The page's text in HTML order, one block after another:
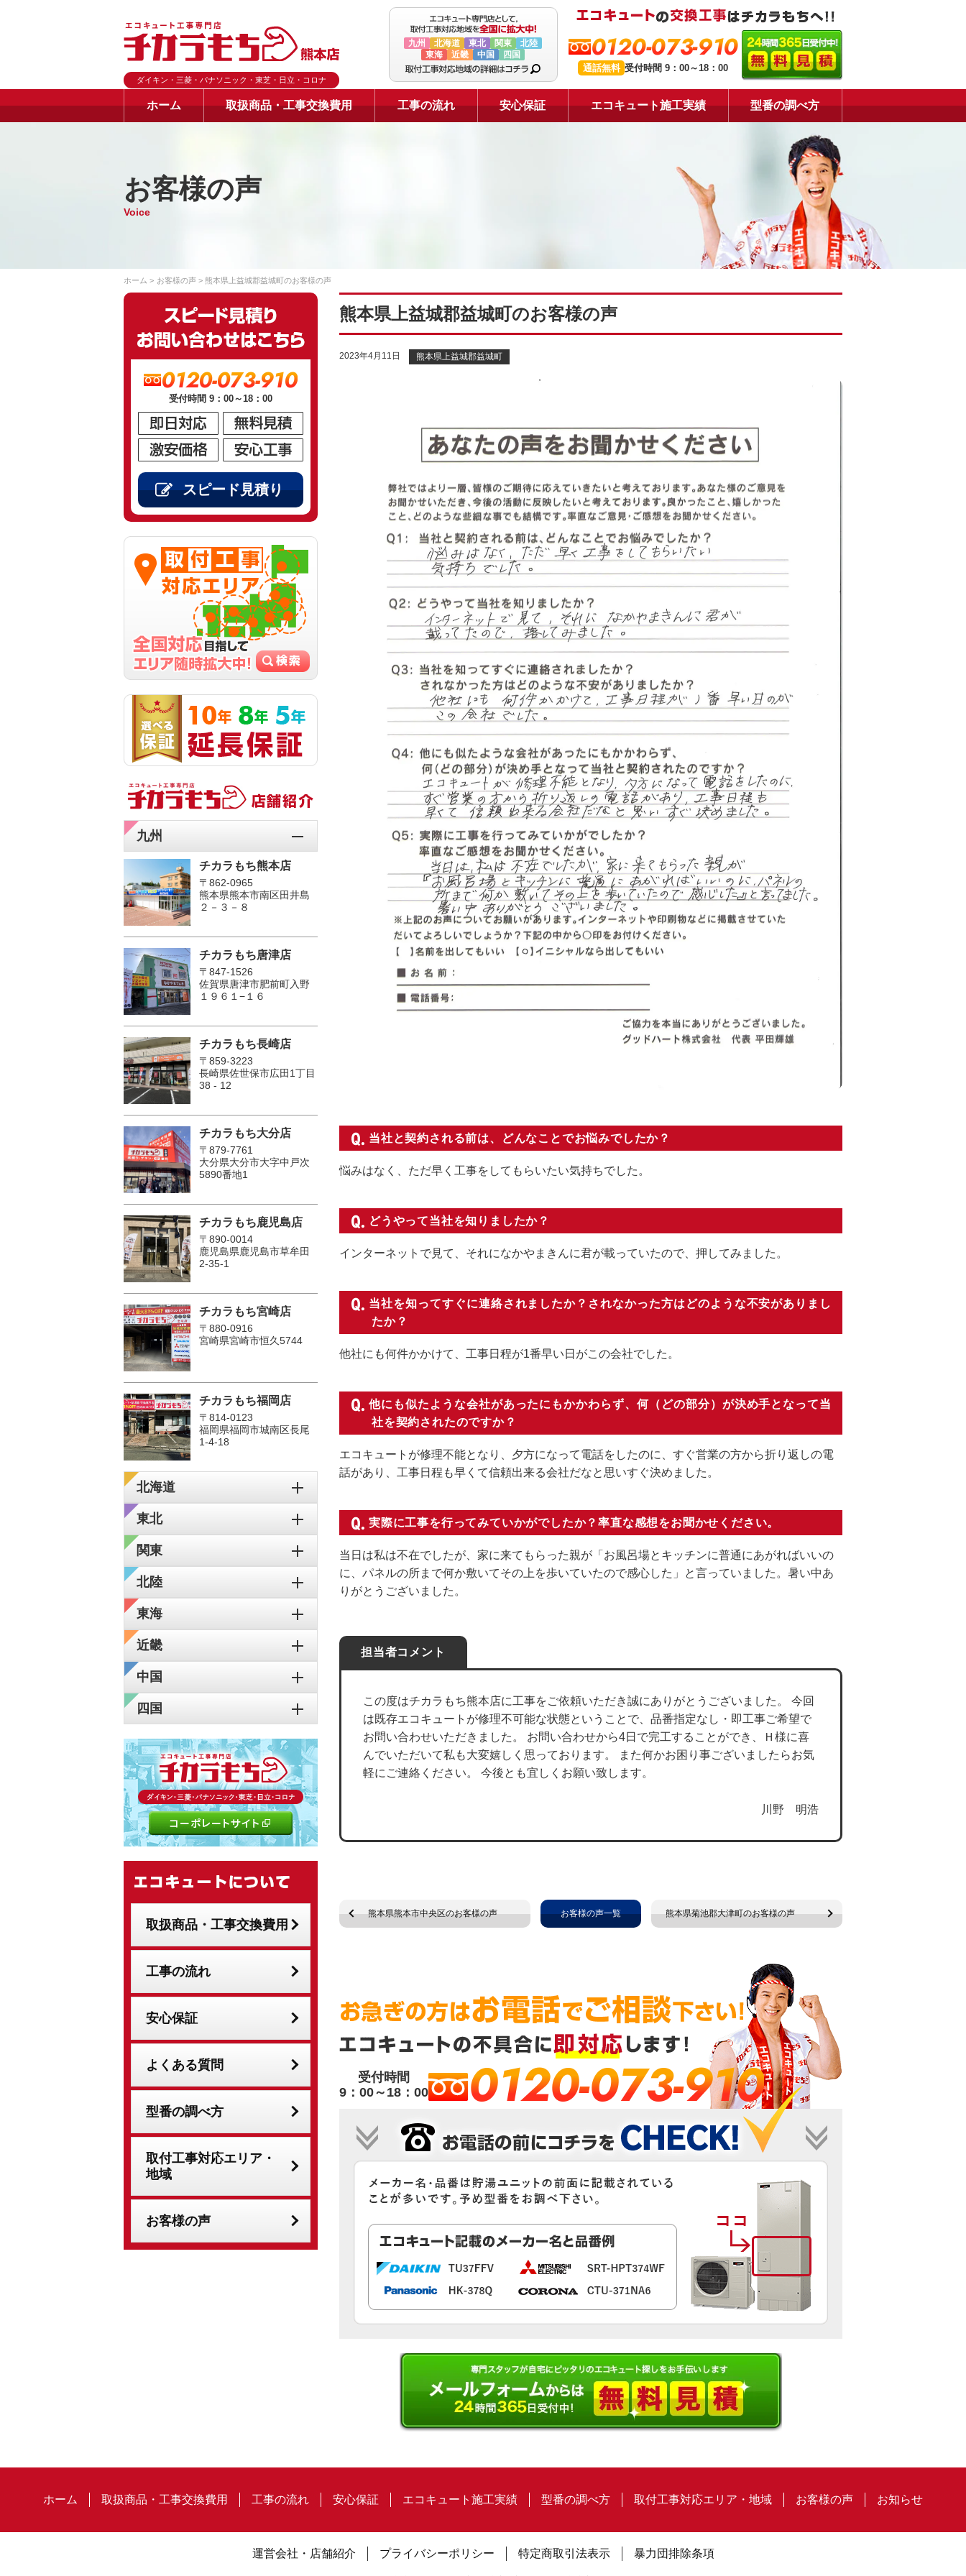
ダイキン・三菱・パナソニック・東芝・日立・コロナ
九州 北海道 東北 関東
北陸
東海
近畿 中国 四国 0120-073-910
通話無料 受付時間 9：00～18：00
ホーム 取扱商品・工事交換費用 工事の流れ 安心保証 エコキュート施工実績 型番の調べ方
お客様の声
Voice
ホーム お客様の声 熊本県上益城郡益城町のお客様の声
熊本県上益城郡益城町のお客様の声
2023年4月11日 熊本県上益城郡益城町
当社と契約される前は、どんなことでお悩みでしたか？
悩みはなく、ただ早く工事をしてもらいたい気持ちでした。
どうやって当社を知りましたか？
インターネットで見て、それになかやまきんに君が載っていたので、押してみました。
当社を知ってすぐに連絡されましたか？されなかった方はどのような不安がありまし
たか？
他社にも何件かかけて、工事日程が1番早い日がこの会社でした。
他にも似たような会社があったにもかかわらず、何（どの部分）が決め手となって当
社を契約されたのですか？
エコキュートが修理不能となり、夕方になって電話をしたのに、すぐ営業の方から折り返しの電
話があり、工事日程も早くて信頼出来る会社だなと思いすぐ決めました。
実際に工事を行ってみていかがでしたか？率直な感想をお聞かせください。
当日は私は不在でしたが、家に来てもらった親が「お風呂場とキッチンに普通にあがればいいの
に、パネルの所まで何か敷いてその上を歩いていたので感心した」と言っていました。暑い中あ
りがとうございました。
担当者コメント
この度はチカラもち熊本店に工事をご依頼いただき誠にありがとうございました。 今回
は既存エコキュートが修理不可能な状態ということで、品番指定なし・即工事ご希望で
お問い合わせいただきました。 お問い合わせから4日で完工することができ、Ｈ様に喜
んでいただいて私も大変嬉しく思っております。 また何かお困り事ございましたらお気
軽にご連絡ください。 今後とも宜しくお願い致します。
川野 明浩
熊本県熊本市中央区のお客様の声 熊本県菊池郡大津町のお客様の声
お客様の声一覧
受付時間
9：00～18：00
0120-073-910
0120-073-910
受付時間 9：00～18：00
スピード見積り
九州
チカラもち熊本店
〒862-0965
熊本県熊本市南区田井島
２－３－８
チカラもち唐津店
〒847-1526
佐賀県唐津市肥前町入野
１９６１−１６
チカラもち長崎店
〒859-3223
長崎県佐世保市広田1丁目
38 - 12
チカラもち大分店
〒879-7761
大分県大分市大字中戸次
5890番地1
チカラもち鹿児島店
〒890-0014
鹿児島県鹿児島市草牟田
2-35-1
チカラもち宮崎店
〒880-0916
宮崎県宮崎市恒久5744
チカラもち福岡店
〒814-0123
福岡県福岡市城南区長尾
1‐4‐18
北海道
東北
関東
北陸
東海
近畿
中国
四国
取扱商品・工事交換費用
工事の流れ
安心保証
よくある質問
型番の調べ方
取付工事対応エリア・
地域
お客様の声
ホーム 取扱商品・工事交換費用 工事の流れ 安心保証 エコキュート施工実績 型番の調べ方 取付工事対応エリア・地域 お客様の声 お知らせ
運営会社・店舗紹介 プライバシーポリシー 特定商取引法表示 暴力団排除条項